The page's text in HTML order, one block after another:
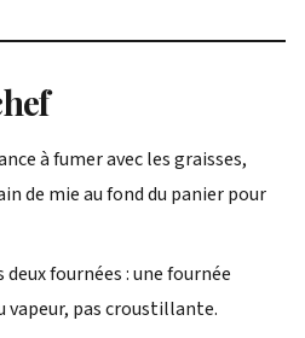
à fumer avec les graisses,
de mie au fond du panier pour
fournées : une fournée
vapeur, pas croustillante.